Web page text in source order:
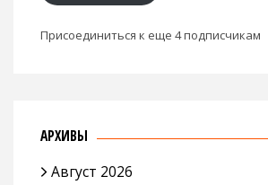
Присоединиться к еще 4 подписчикам
АРХИВЫ
Август 2026